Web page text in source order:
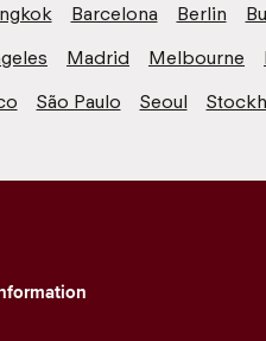
Barcelona Berlin
Madrid Melbourne
São Paulo Seoul